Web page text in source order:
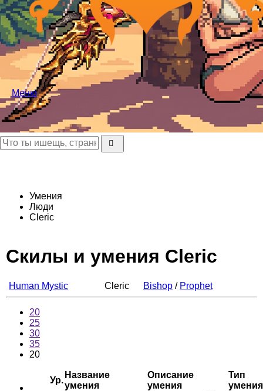
Меню
Умения
Люди
Cleric
Скилы и умения Cleric
Human Mystic Cleric Bishop / Prophet
20
25
30
35
20
Ур.
Название
умения
Описание
умения
Тип
умения